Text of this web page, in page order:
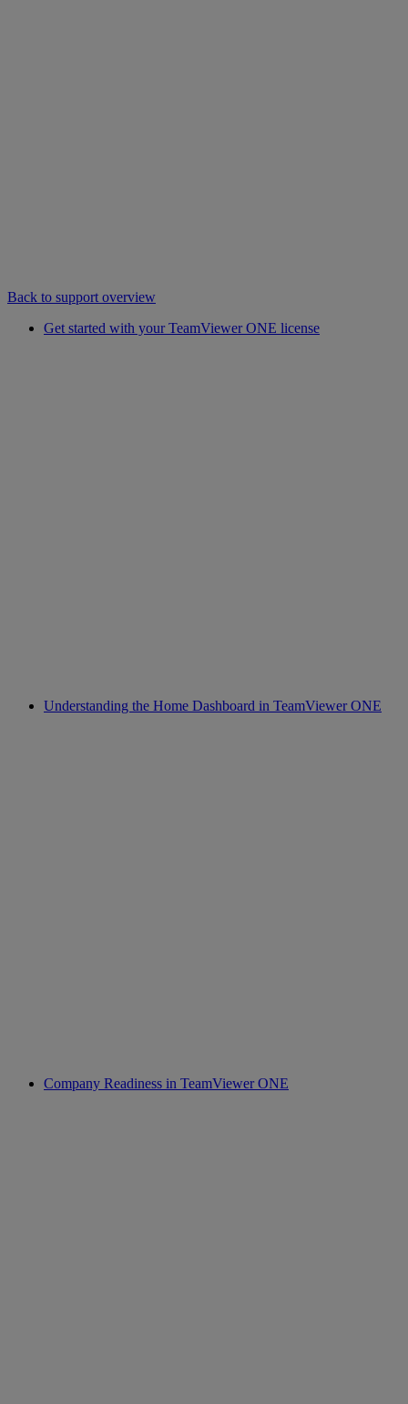
Back to support overview
Get started with your TeamViewer ONE license
Understanding the Home Dashboard in TeamViewer ONE
Company Readiness in TeamViewer ONE